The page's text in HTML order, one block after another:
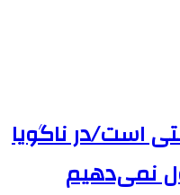
است/در ناگویا
نمی‌دهیم